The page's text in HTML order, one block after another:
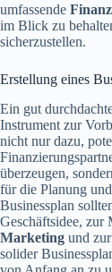
umfassende
im Blick zu
sicherzustellen.
Erstellung eines
Ein gut
Instrument zur
nicht nur dazu,
überzeugen,
für die Planung
Businessplan
Geschäftsidee, zur
Marketing und zur
solider